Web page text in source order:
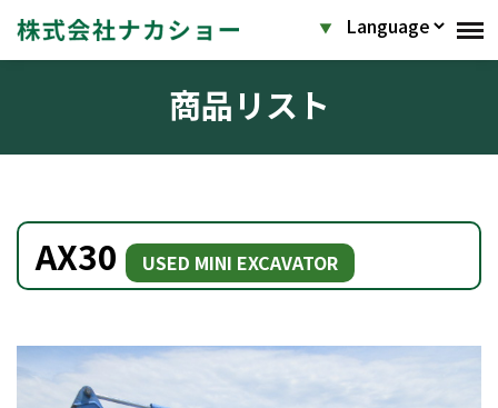
商品リスト
AX30 USED MINI EXCAVATOR